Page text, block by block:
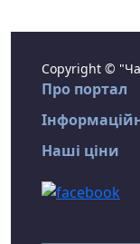
Copyright ©
Про портал
Наші ціни